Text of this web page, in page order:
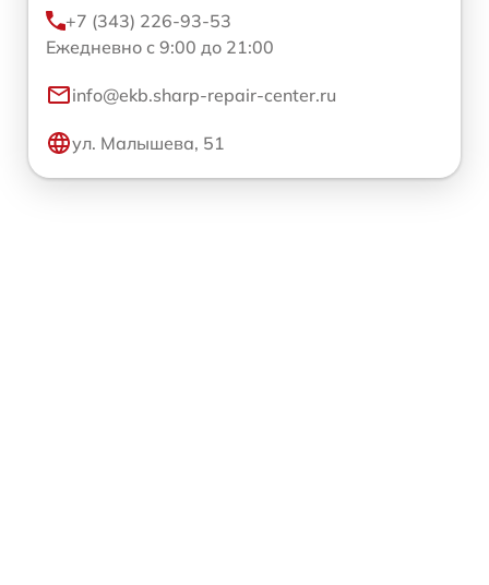
+7 (343) 226-93-53
Ежедневно с 9:00 до 21:00
info@ekb.sharp-repair-center.ru
ул. Малышева, 51